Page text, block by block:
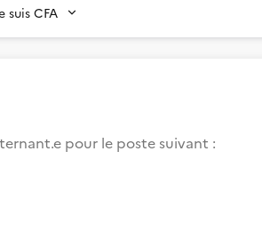
suis CFA
pour le poste suivant :